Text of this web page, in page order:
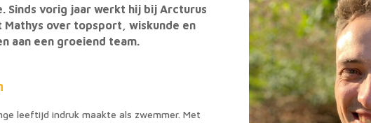
Sinds vorig jaar werkt hij bij Arcturus
Mathys over topsport, wiskunde en
aan een groeiend team.
leeftijd indruk maakte als zwemmer. Met